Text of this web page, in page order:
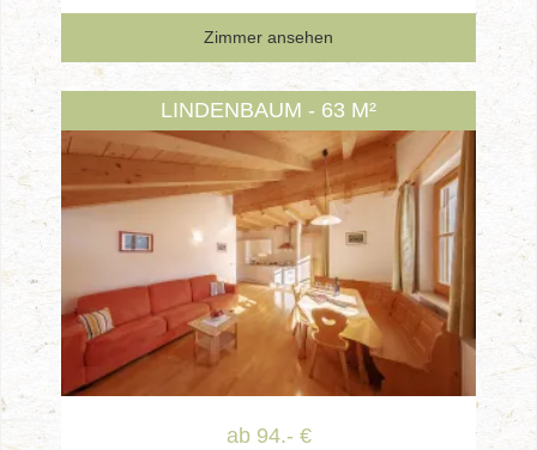
Zimmer ansehen
LINDENBAUM - 63 M²
ab 94.- €